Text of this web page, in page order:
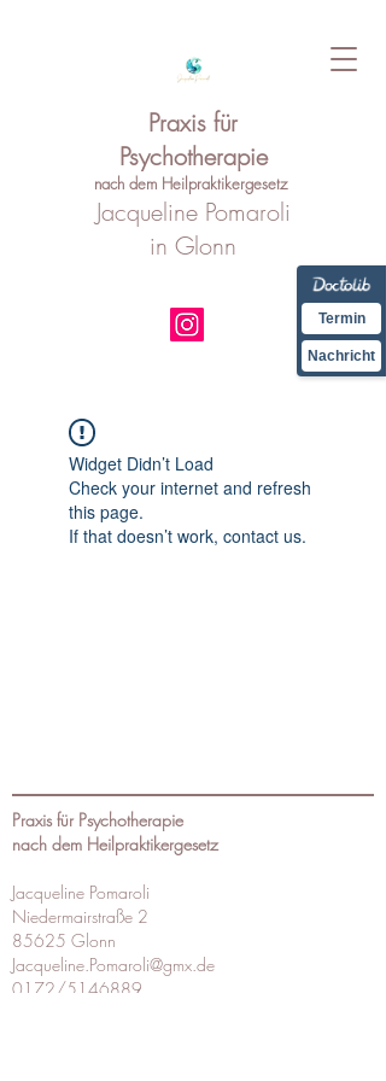
Termin
Nachricht
Praxis für
Psychotherapie
nach dem Heilpraktikergesetz
Jacqueline Pomaroli
in Glonn
Widget Didn’t Load
Check your internet and refresh
this page.
If that doesn’t work, contact us.
Praxis für Psychotherapie
nach dem Heilpraktikergesetz
Jacqueline Pomaroli
Niedermairstraße 2
85625 Glonn
Jacqueline.Pomaroli@gmx.de
0172/5146889